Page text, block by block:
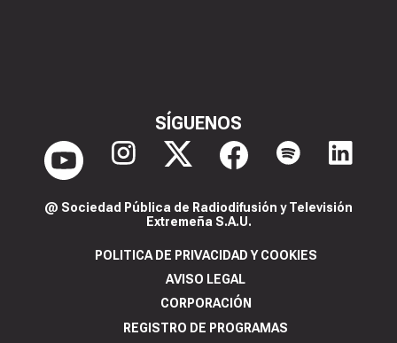
SÍGUENOS
@ Sociedad Pública de Radiodifusión y Televisión
Extremeña S.A.U.
POLITICA DE PRIVACIDAD Y COOKIES
AVISO LEGAL
CORPORACIÓN
REGISTRO DE PROGRAMAS